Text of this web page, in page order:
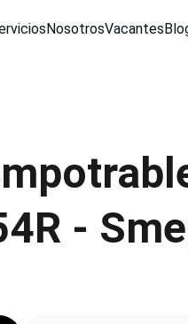
NosotrosVacantes
-